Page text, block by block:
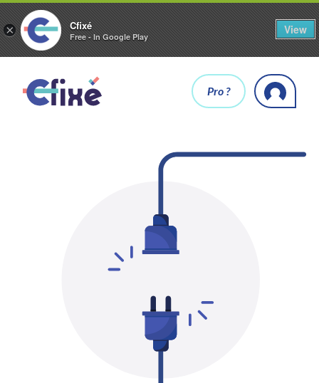
× Cfixé
Free - In Google Play
View
Pro ?